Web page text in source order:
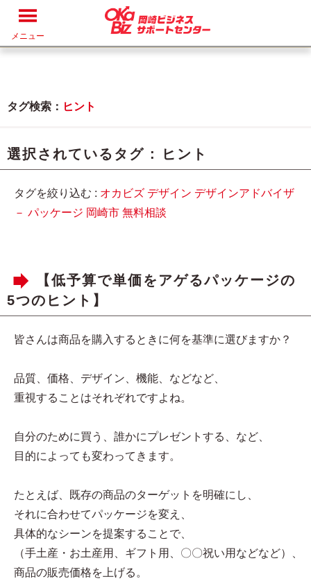
メニュー
タグ検索： ヒント
選択されているタグ : ヒント
タグを絞り込む : オカビズ デザイン デザインアドバイザ
－ パッケージ 岡崎市 無料相談
【低予算で単価をアゲるパッケージの
5つのヒント】
皆さんは商品を購入するときに何を基準に選びますか？
品質、価格、デザイン、機能、などなど、
重視することはそれぞれですよね。
自分のために買う、誰かにプレゼントする、など、
目的によっても変わってきます。
たとえば、既存の商品のターゲットを明確にし、
それに合わせてパッケージを変え、
具体的なシーンを提案することで、
（手土産・お土産用、ギフト用、〇〇祝い用などなど）、
商品の販売価格を上げる。